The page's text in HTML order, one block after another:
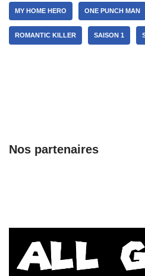
MY HOME HERO ONE PUNCH MAN
ROMANTIC KILLER SAISON 1
Nos partenaires